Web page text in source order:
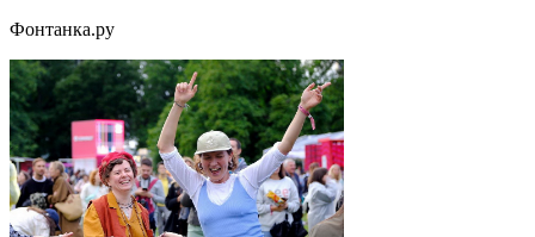
Фонтанка.ру